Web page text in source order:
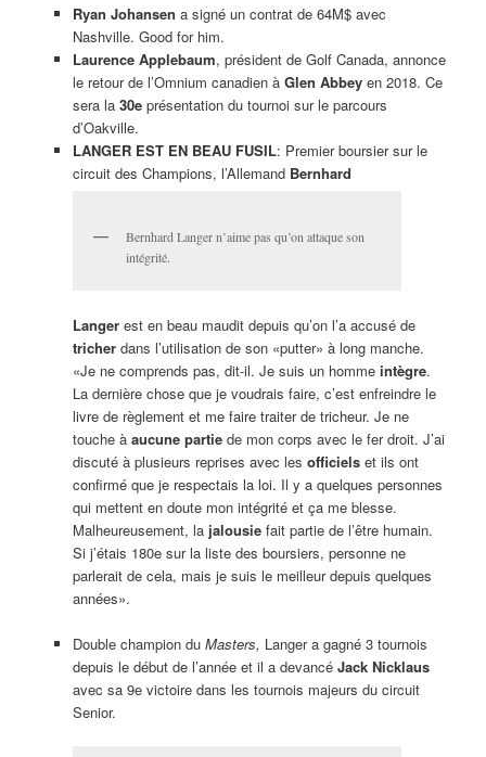
Ryan Johansen a signé un contrat de 64M$ avec
Nashville. Good for him.
Laurence Applebaum, président de Golf Canada, annonce
le retour de l’Omnium canadien à Glen Abbeyen 2018. Ce
sera la 30eprésentation du tournoi sur le parcours
d’Oakville.
LANGER EST EN BEAU FUSIL: Premier boursier sur le
circuit des Champions, l’Allemand Bernhard
Bernhard Langer n’aime pas qu’on attaque son
intégrité.
Langerest en beau maudit depuis qu’on l’a accusé de
tricherdans l’utilisation de son «putter» à long manche.
«Je ne comprends pas, dit-il. Je suis un homme intègre.
La dernière chose que je voudrais faire, c’est enfreindre le
livre de règlement et me faire traiter de tricheur. Je ne
touche à aucune partiede mon corps avec le fer droit. J’ai
discuté à plusieurs reprises avec les officielset ils ont
confirmé que je respectais la loi. Il y a quelques personnes
qui mettent en doute mon intégrité et ça me blesse.
Malheureusement, la jalousiefait partie de l’être humain.
Si j’étais 180e sur la liste des boursiers, personne ne
parlerait de cela, mais je suis le meilleur depuis quelques
années».
Double champion du Masters, Langer a gagné 3 tournois
depuis le début de l’année et il a devancé Jack Nicklaus
avec sa 9e victoire dans les tournois majeurs du circuit
Senior.